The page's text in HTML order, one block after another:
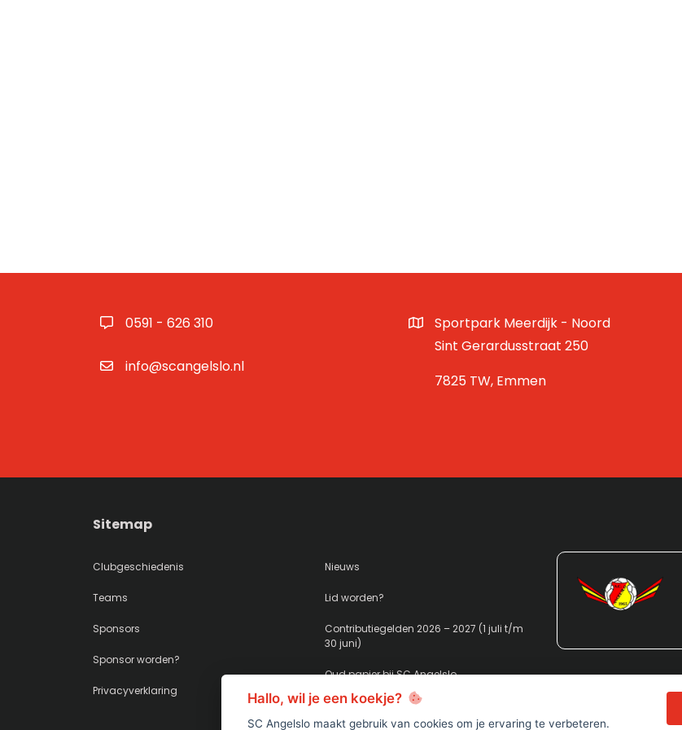
0591 - 626 310
info@scangelslo.nl
Sportpark Meerdijk - Noord
Sint Gerardusstraat 250
7825 TW, Emmen
Sitemap
Clubgeschiedenis
Teams
Sponsors
Sponsor worden?
Privacyverklaring
Nieuws
Lid worden?
Contributiegelden 2026 – 2027 (1 juli t/m
30 juni)
Oud papier bij SC Angelslo
Hallo, wil je een koekje?
SC Angelslo maakt gebruik van cookies om je ervaring te verbeteren.